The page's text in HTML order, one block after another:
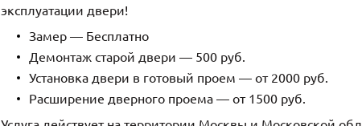
эксплуатации двери!
Замер — Бесплатно
Демонтаж старой двери — 500 руб.
Установка двери в готовый проем — от 2000 руб.
Расширение дверного проема — от 1500 руб.